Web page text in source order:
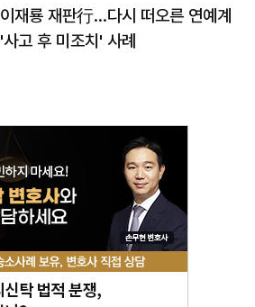
이재룡 재판行…다시 떠오른 연예계
'사고 후 미조치' 사례